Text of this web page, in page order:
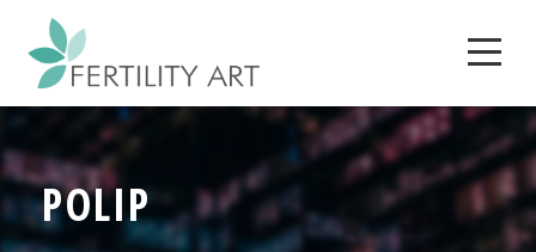
POLIP